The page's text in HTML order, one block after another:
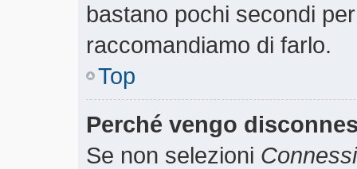
bastano pochi secondi
raccomandiamo di farlo.
Top
Perché vengo
Se non selezioni